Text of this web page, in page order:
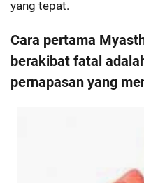
yang tepat.
Cara pertama
berakibat fatal
pernapasan yang